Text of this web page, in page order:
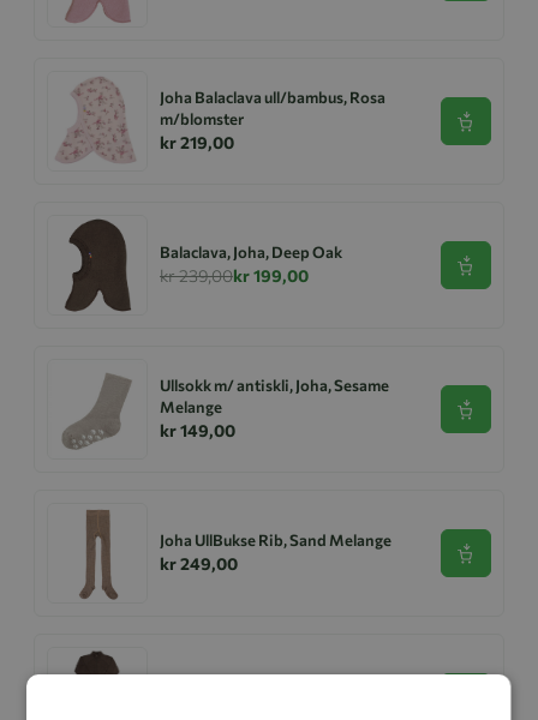
Joha Balaclava ull/bambus, Rosa
m/blomster
kr 219,00
Se
Balaclava, Joha, Deep Oak
kr 239,00kr 199,00 Se
Ullsokk m/ antiskli, Joha, Sesame
Melange
kr 149,00
Se
Joha UllBukse Rib, Sand Melange
kr 249,00 Se